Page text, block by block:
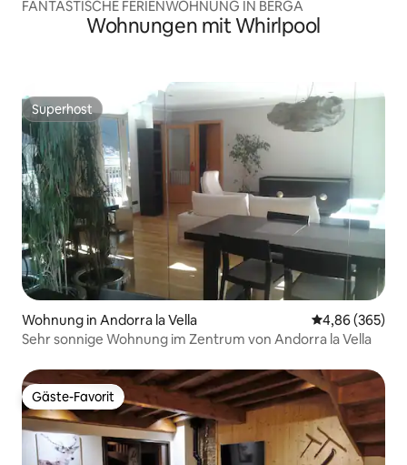
FANTASTISCHE FERIENWOHNUNG IN BERGA
Wohnungen mit Whirlpool
Superhost
Superhost
Wohnung in Andorra la Vella
4,86 (365)
Sehr sonnige Wohnung im Zentrum von Andorra la Vella
Gäste-Favorit
Gäste-Favorit